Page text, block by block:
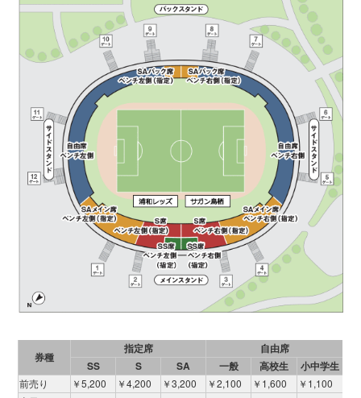
券種
指定席
自由席
SS
S SA 一般 高校生 小中学生
前売り ￥5,200 ￥4,200 ￥3,200 ￥2,100 ￥1,600
￥1,100